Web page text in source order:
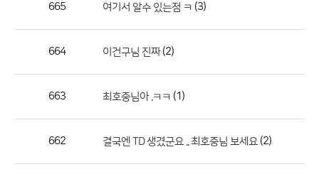
록
공
665 여기서 알수 있는점 ㅋ (3)
664 이건구님 진짜(2)
663 최호중님아 .ㅋㅋ (1)
662 결국엔 TD 생겼군요 .. 최호중님 보세요 (2)